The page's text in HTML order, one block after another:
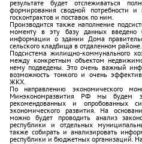
результате будет отслеживаться
формирования сводной потребности
госконтрактов и поставок по ним.
Производится также наполнение
моменту в эту базу данных введено
информации о здании Дома
сельского кладбища в отдаленном районе.
Подсистема жилищно-коммунального
между конкретным объектом
нему подведены. Это очень важный
возможность тонкого и очень
ЖКХ.
По направлению экономического
Минэкономразвития РФ мы будем
рекомендованных и опробованных
экономического развития. На
можно будет проводить анализ
республики и отдельных
также собирать и анализировать
республики и бюджетных организаций.